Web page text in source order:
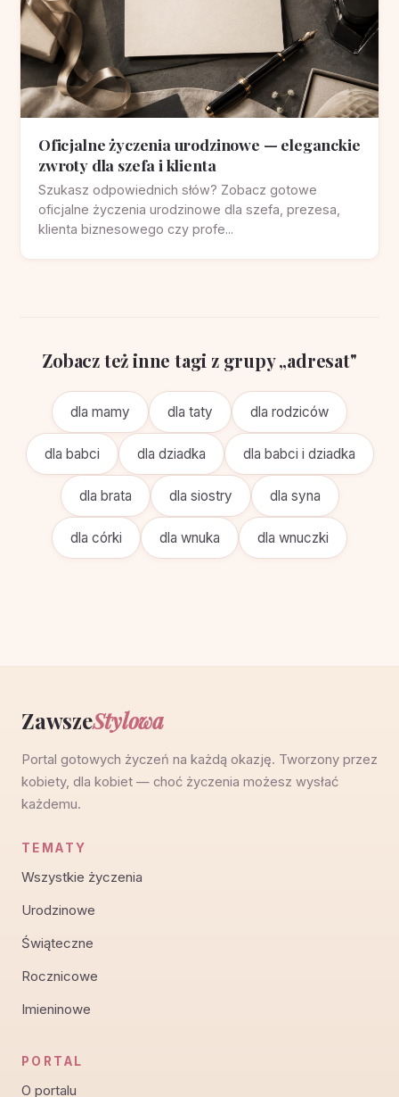
Oficjalne życzenia urodzinowe — eleganckie
zwroty dla szefa i klienta
Szukasz odpowiednich słów? Zobacz gotowe
oficjalne życzenia urodzinowe dla szefa, prezesa,
klienta biznesowego czy profe...
Zobacz też inne tagi z grupy „adresat"
dla mamy dla taty dla rodziców
dla babci dla dziadka dla babci i dziadka
dla brata dla siostry dla syna
dla córki dla wnuka dla wnuczki
ZawszeStylowa
Portal gotowych życzeń na każdą okazję. Tworzony przez
kobiety, dla kobiet — choć życzenia możesz wysłać
każdemu.
TEMATY
Wszystkie życzenia
Urodzinowe
Świąteczne
Rocznicowe
Imieninowe
PORTAL
O portalu